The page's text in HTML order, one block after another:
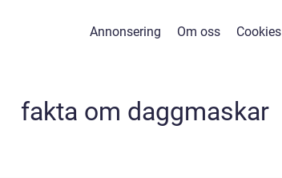
Annonsering Om oss Cookies
fakta om daggmaskar